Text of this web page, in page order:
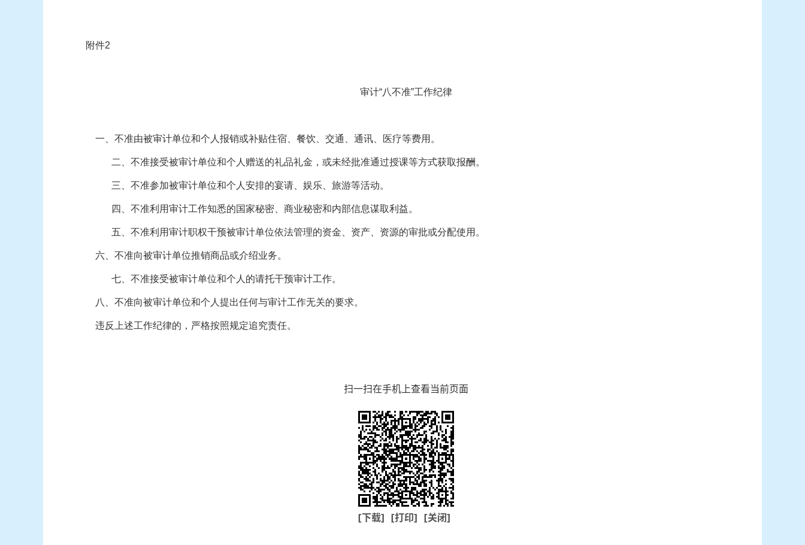
附件2
审计“八不准”工作纪律
一、不准由被审计单位和个人报销或补贴住宿、餐饮、交通、通讯、医疗等费用。
二、不准接受被审计单位和个人赠送的礼品礼金，或未经批准通过授课等方式获取报酬。
三、不准参加被审计单位和个人安排的宴请、娱乐、旅游等活动。
四、不准利用审计工作知悉的国家秘密、商业秘密和内部信息谋取利益。
五、不准利用审计职权干预被审计单位依法管理的资金、资产、资源的审批或分配使用。
六、不准向被审计单位推销商品或介绍业务。
七、不准接受被审计单位和个人的请托干预审计工作。
八、不准向被审计单位和个人提出任何与审计工作无关的要求。
违反上述工作纪律的，严格按照规定追究责任。
扫一扫在手机上查看当前页面
[下载] [打印] [关闭]